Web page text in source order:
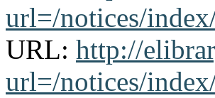
url=/notices/
URL: http://
url=/notices/